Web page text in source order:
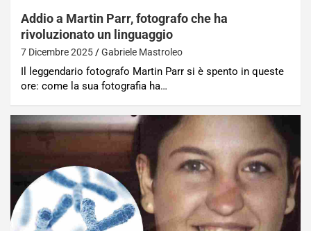
Addio a Martin Parr, fotografo che ha
rivoluzionato un linguaggio
7 Dicembre 2025 Gabriele Mastroleo
Il leggendario fotografo Martin Parr si è spento in queste
ore: come la sua fotografia ha…